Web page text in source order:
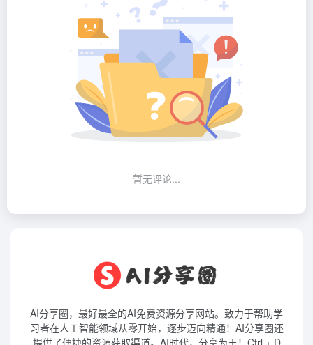
暂无评论...
AI分享圈，最好最全的AI免费资源分享网站。致力于帮助学
习者在人工智能领域从零开始，逐步迈向精通！AI分享圈还
提供了便捷的资源获取渠道。AI时代，分享为王！Ctrl + D